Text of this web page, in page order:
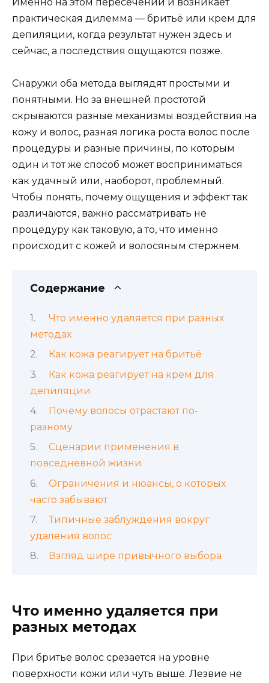
практическая дилемма — бритьё или крем для
депиляции, когда результат нужен здесь и
сейчас, а последствия ощущаются позже.
Снаружи оба метода выглядят простыми и
понятными. Но за внешней простотой
скрываются разные механизмы воздействия на
кожу и волос, разная логика роста волос после
процедуры и разные причины, по которым
один и тот же способ может восприниматься
как удачный или, наоборот, проблемный.
Чтобы понять, почему ощущения и эффект так
различаются, важно рассматривать не
процедуру как таковую, а то, что именно
происходит с кожей и волосяным стержнем.
Содержание
Что именно удаляется при разных
методах
Как кожа реагирует на бритьё
Как кожа реагирует на крем для
депиляции
Почему волосы отрастают по-
разному
Сценарии применения в
повседневной жизни
Ограничения и нюансы, о которых
часто забывают
Типичные заблуждения вокруг
удаления волос
Взгляд шире привычного выбора
Что именно удаляется при
разных методах
При бритье волос срезается на уровне
поверхности кожи или чуть выше. Лезвие не